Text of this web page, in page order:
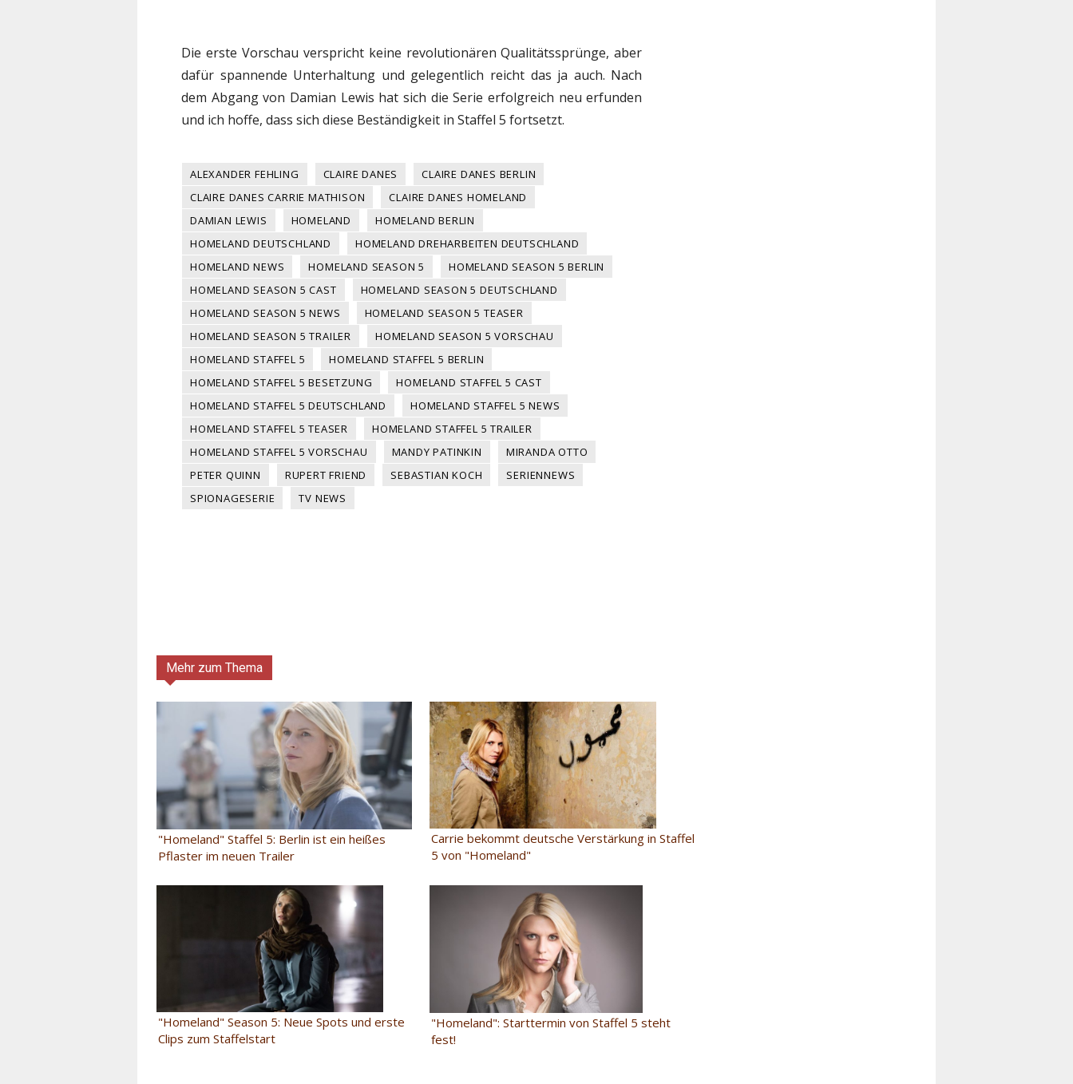
Die erste Vorschau verspricht keine revolutionären Qualitätssprünge, aber
dafür spannende Unterhaltung und gelegentlich reicht das ja auch. Nach
dem Abgang von Damian Lewis hat sich die Serie erfolgreich neu erfunden
und ich hoffe, dass sich diese Beständigkeit in Staffel 5 fortsetzt.
ALEXANDER FEHLING CLAIRE DANES
CLAIRE DANES BERLIN
CLAIRE DANES CARRIE MATHISON
CLAIRE DANES HOMELAND
DAMIAN LEWIS
HOMELAND
HOMELAND BERLIN
HOMELAND DEUTSCHLAND
HOMELAND DREHARBEITEN DEUTSCHLAND
HOMELAND NEWS
HOMELAND SEASON 5
HOMELAND SEASON 5 BERLIN
HOMELAND SEASON 5 CAST
HOMELAND SEASON 5 DEUTSCHLAND
HOMELAND SEASON 5 NEWS
HOMELAND SEASON 5 TEASER
HOMELAND SEASON 5 TRAILER
HOMELAND SEASON 5 VORSCHAU
HOMELAND STAFFEL 5
HOMELAND STAFFEL 5 BERLIN
HOMELAND STAFFEL 5 BESETZUNG
HOMELAND STAFFEL 5 CAST
HOMELAND STAFFEL 5 DEUTSCHLAND
HOMELAND STAFFEL 5 NEWS
HOMELAND STAFFEL 5 TEASER
HOMELAND STAFFEL 5 TRAILER
HOMELAND STAFFEL 5 VORSCHAU
MANDY PATINKIN
MIRANDA OTTO
PETER QUINN
RUPERT FRIEND SEBASTIAN KOCH
SERIENNEWS
SPIONAGESERIE
TV NEWS
Mehr zum Thema
"Homeland" Staffel 5: Berlin ist ein heißes
Pflaster im neuen Trailer
Carrie bekommt deutsche Verstärkung in Staffel
5 von "Homeland"
"Homeland" Season 5: Neue Spots und erste
Clips zum Staffelstart
"Homeland": Starttermin von Staffel 5 steht
fest!